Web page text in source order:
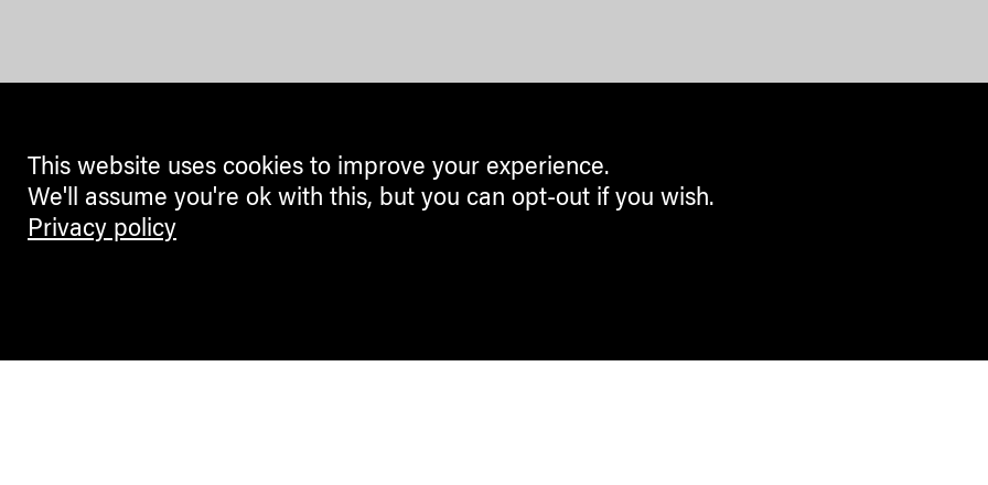
This website uses cookies to improve your experience.
We'll assume you're ok with this, but you can opt-out if you wish.
Privacy policy